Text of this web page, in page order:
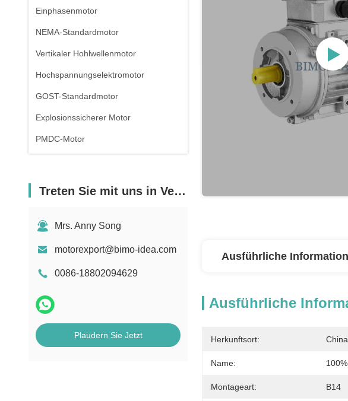
Einphasenmotor
NEMA-Standardmotor
Vertikaler Hohlwellenmotor
Hochspannungselektromotor
GOST-Standardmotor
Explosionssicherer Motor
PMDC-Motor
Treten Sie mit uns in Verbindung
Mrs. Anny Song
motorexport@bimo-idea.com
0086-18802094629
Plaudern Sie Jetzt
Ausführliche Information
Ausführliche
Herkunftsort: China
Name:
Montageart: B14